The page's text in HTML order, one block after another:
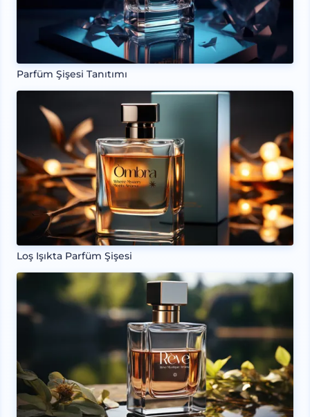
Parfüm Şişesi Tanıtımı
Loş Işıkta Parfüm Şişesi